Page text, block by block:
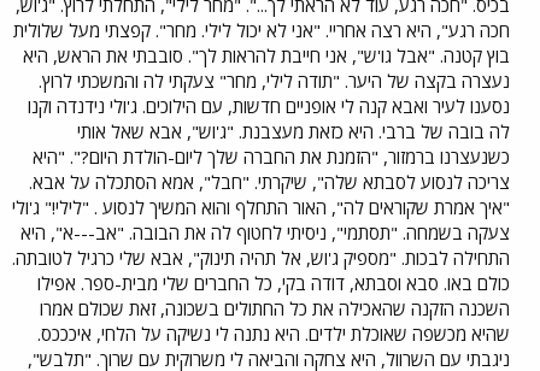
חכה רגע", היא רצה אחריי. "אני לא יכול לילי. מחר". קפצתי מעל שלולית
בוץ קטנה. "אבל גו'ש", אני חייבת להראות לך". סובבתי את הראש, היא
נעצרה בקצה של היער. "תודה לילי, מחר" צעקתי לה והמשכתי לרוץ.
נסענו לעיר ואבא קנה לי אופניים חדשות, עם הילוכים. ג'ולי נידנדה וקנו
לה בובה של ברבי. היא כזאת מעצבנת. "ג'וש", אבא שאל אותי
כשנעצרנו ברמזור, "הזמנת את החברה שלך ליום-הולדת היום?". "היא
צריכה לנסוע לסבתא שלה", שיקרתי. "חבל", אמא הסתכלה על אבא.
"איך אמרת שקוראים לה", האור התחלף והוא המשיך לנסוע . "לילי!" ג'ולי
צעקה בשמחה. "תסתמי", ניסיתי לחטוף לה את הבובה. "אב---א", היא
התחילה לבכות. "מספיק ג'וש, אל תהיה תינוק", אבא שלי כרגיל לטובתה.
כולם באו. סבא וסבתא, דודה בקי, כל החברים שלי מבית-ספר. אפילו
השכנה הזקנה שהאכילה את כל החתולים בשכונה, זאת שכולם אמרו
שהיא מכשפה שאוכלת ילדים. היא נתנה לי נשיקה על הלחי, איכככס.
ניגבתי עם השרוול, היא צחקה והביאה לי משרוקית עם שרוך. "תלבש",